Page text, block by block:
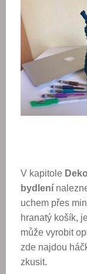
V kapitole
bydlení
uchem přes
hranatý košík,
může vyrobit
zde najdou
zkusit.